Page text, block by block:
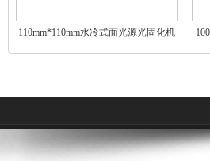
110mm*110mm水冷式面光源光固化机